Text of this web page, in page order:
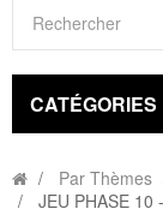
CATÉGORIES
Par Thèmes
JEU PHASE 10